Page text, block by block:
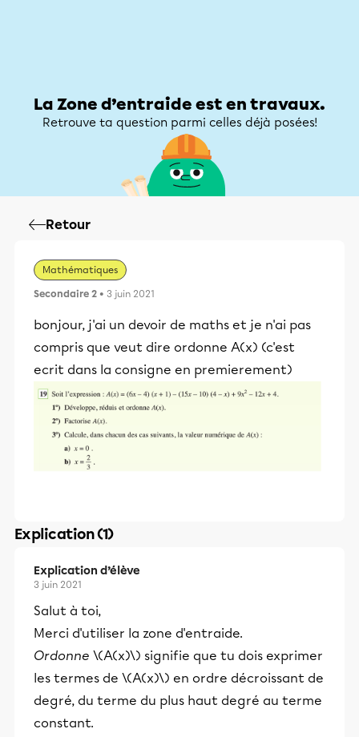
La Zone d’entraide est en travaux.
Retrouve ta question parmi celles déjà posées!
Retour
Mathématiques
Secondaire 2 • 3 juin 2021
bonjour, j'ai un devoir de maths et je n'ai pas
compris que veut dire ordonne A(x) (c'est
ecrit dans la consigne en premierement)
Explication (1)
Explication d’élève
3 juin 2021
Salut à toi,
Merci d'utiliser la zone d'entraide.
Ordonne \(A(x)\) signifie que tu dois exprimer
les termes de \(A(x)\) en ordre décroissant de
degré, du terme du plus haut degré au terme
constant.